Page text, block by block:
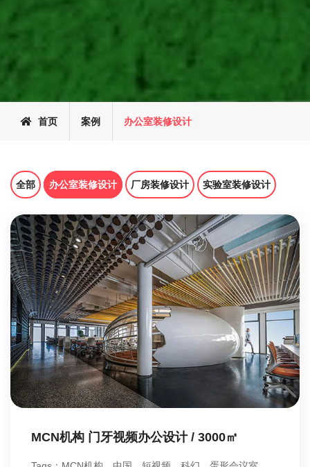
首页 案例 办公室装修设计
全部 办公室装修设计 厂房装修设计 实验室装修设计
MCN机构 门牙视频办公设计 / 3000㎡